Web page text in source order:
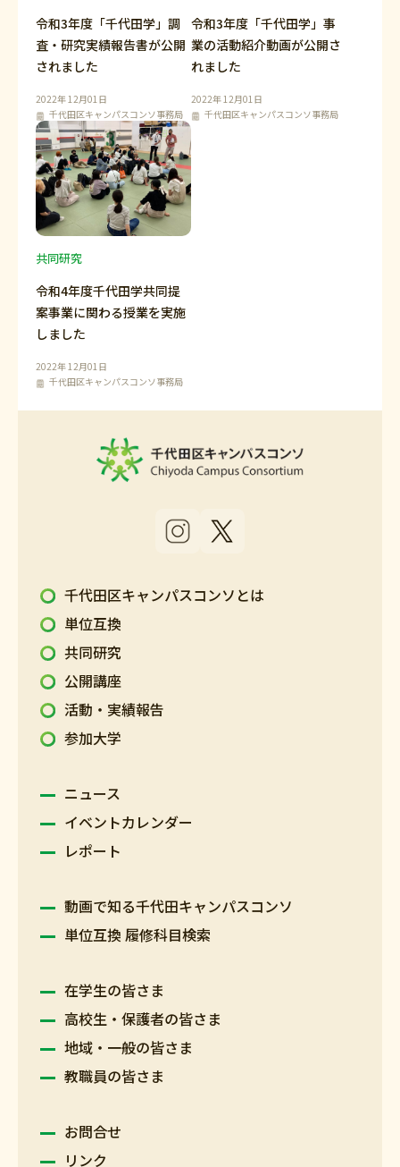
令和3年度「千代田学」調
査・研究実績報告書が公開
されました
2022年 12月01日
千代田区キャンパスコンソ事務局
令和3年度「千代田学」事
業の活動紹介動画が公開さ
れました
2022年 12月01日
千代田区キャンパスコンソ事務局
共同研究
令和4年度千代田学共同提
案事業に関わる授業を実施
しました
2022年 12月01日
千代田区キャンパスコンソ事務局
千代田区キャンパスコンソとは
単位互換
共同研究
公開講座
活動・実績報告
参加大学
ニュース
イベントカレンダー
レポート
動画で知る千代田キャンパスコンソ
単位互換 履修科目検索
在学生の皆さま
高校生・保護者の皆さま
地域・一般の皆さま
教職員の皆さま
お問合せ
リンク